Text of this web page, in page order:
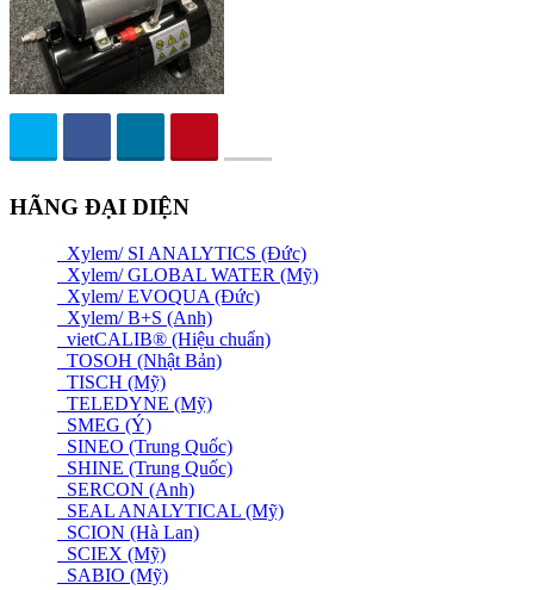
HÃNG ĐẠI DIỆN
Xylem/ SI ANALYTICS (Đức)
Xylem/ GLOBAL WATER (Mỹ)
Xylem/ EVOQUA (Đức)
Xylem/ B+S (Anh)
vietCALIB® (Hiệu chuẩn)
TOSOH (Nhật Bản)
TISCH (Mỹ)
TELEDYNE (Mỹ)
SMEG (Ý)
SINEO (Trung Quốc)
SHINE (Trung Quốc)
SERCON (Anh)
SEAL ANALYTICAL (Mỹ)
SCION (Hà Lan)
SCIEX (Mỹ)
SABIO (Mỹ)